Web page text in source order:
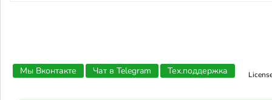
Мы Вконтакте Чат в Telegram Тех.поддержка